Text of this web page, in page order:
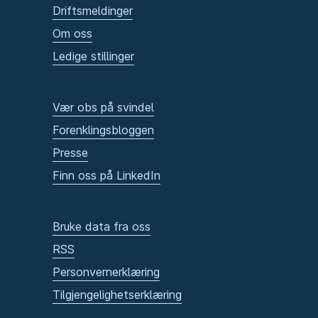
Driftsmeldinger
Om oss
Ledige stillinger
Vær obs på svindel
Forenklingsbloggen
Presse
Finn oss på LinkedIn
Bruke data fra oss
RSS
Personvernerklæring
Tilgjengelighetserklæring